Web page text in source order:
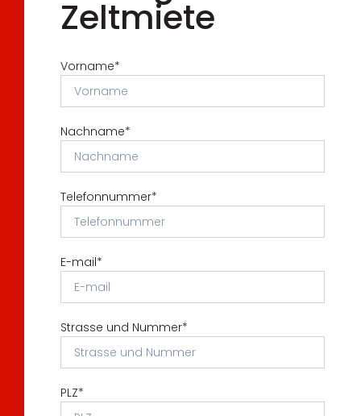
Zeltmiete
Vorname*
Nachname*
Telefonnummer*
E-mail*
Strasse und Nummer*
PLZ*